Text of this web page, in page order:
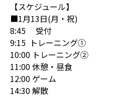
【スケジュール】
■1月13日(月・祝)
8:45 受付
9:15 トレーニング①
10:00 トレーニング②
11:00 休憩・昼食
12:00 ゲーム
14:30 解散